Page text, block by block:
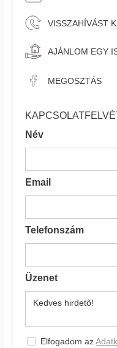
VISSZAHÍVÁST
AJÁNLOM EGY
MEGOSZTÁS
Név
Email
Telefonszám
Üzenet
Elfogadom az